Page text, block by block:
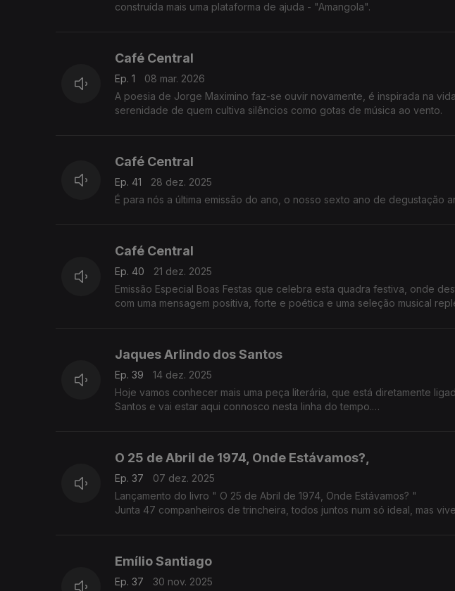
construída mais uma plataforma de ajuda - "Amangola".
Café Central
Ep. 1
08 mar. 2026
A poesia de Jorge Maximino faz-se ouvir novamente, é inspirada na
serenidade de quem cultiva silêncios como gotas de música ao vento.
Café Central
Ep. 41
28 dez. 2025
É para nós a última emissão do ano, o nosso sexto ano de degustação
Café Central
Ep. 40
21 dez. 2025
Emissão Especial Boas Festas que celebra esta quadra festiva, onde
com uma mensagem positiva, forte e poética e uma seleção musical
Jaques Arlindo dos Santos
Ep. 39
14 dez. 2025
Hoje vamos conhecer mais uma peça literária, que está diretamente
Santos e vai estar aqui connosco nesta linha do tempo.
O 25 de Abril de 1974, Onde Estávamos?,
Ep. 37
07 dez. 2025
Lançamento do livro " O 25 de Abril de 1974, Onde Estávamos? "
Junta 47 companheiros de trincheira, todos juntos num só ideal, mas
Emílio Santiago
Ep. 37 30 nov. 2025